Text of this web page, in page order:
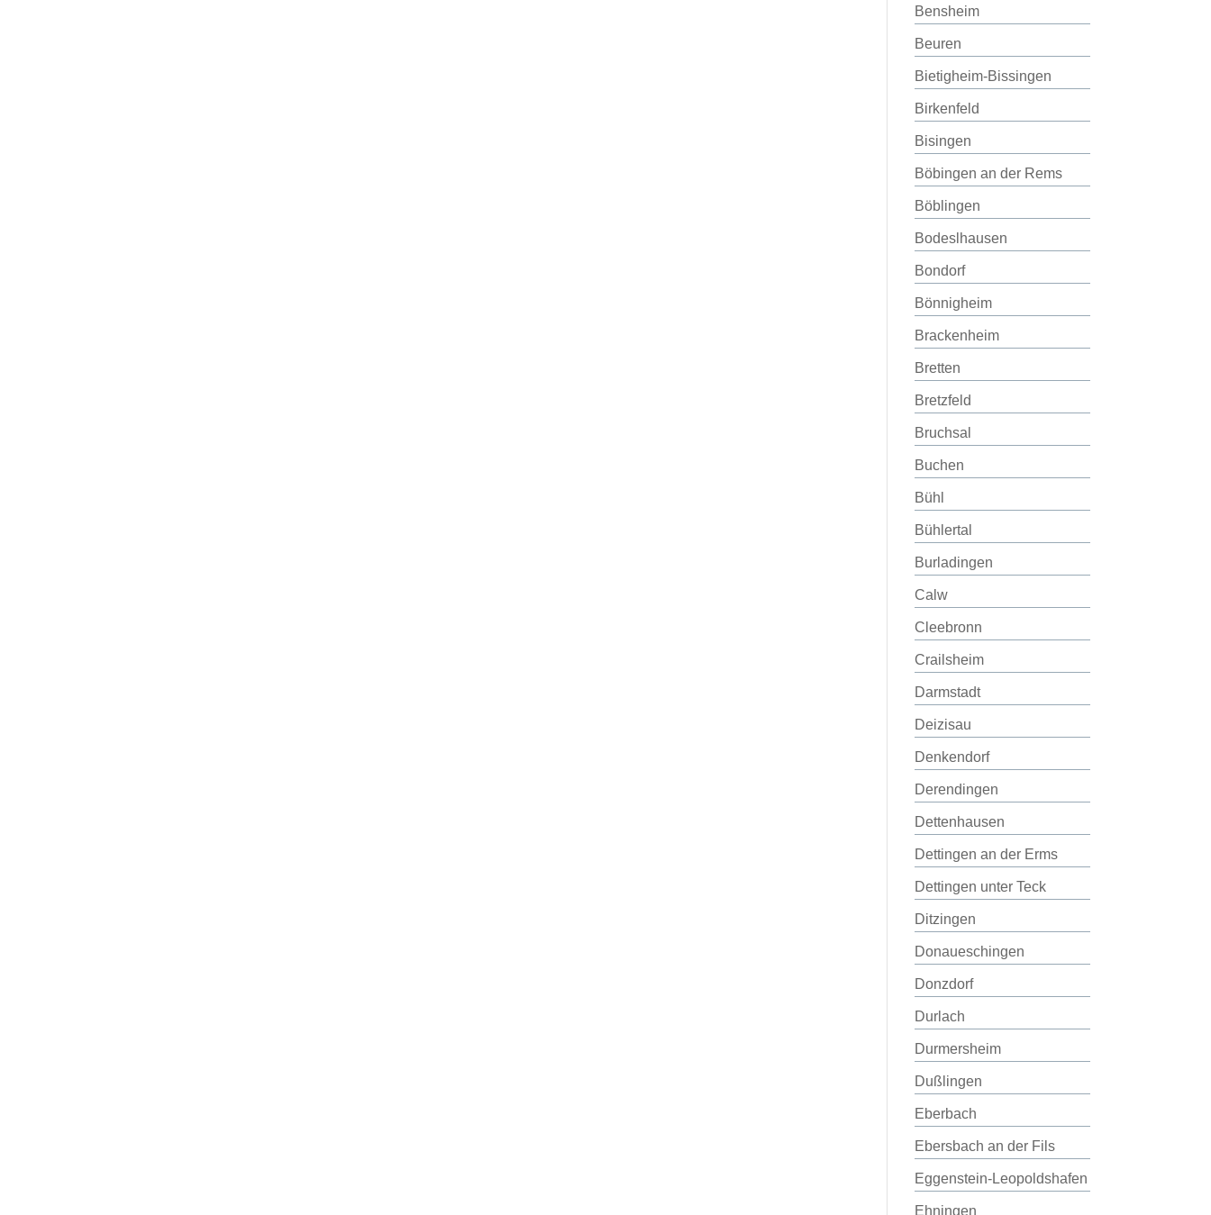
Bensheim
Beuren
Bietigheim-Bissingen
Birkenfeld
Bisingen
Böbingen an der Rems
Böblingen
Bodeslhausen
Bondorf
Bönnigheim
Brackenheim
Bretten
Bretzfeld
Bruchsal
Buchen
Bühl
Bühlertal
Burladingen
Calw
Cleebronn
Crailsheim
Darmstadt
Deizisau
Denkendorf
Derendingen
Dettenhausen
Dettingen an der Erms
Dettingen unter Teck
Ditzingen
Donaueschingen
Donzdorf
Durlach
Durmersheim
Dußlingen
Eberbach
Ebersbach an der Fils
Eggenstein-Leopoldshafen
Ehningen